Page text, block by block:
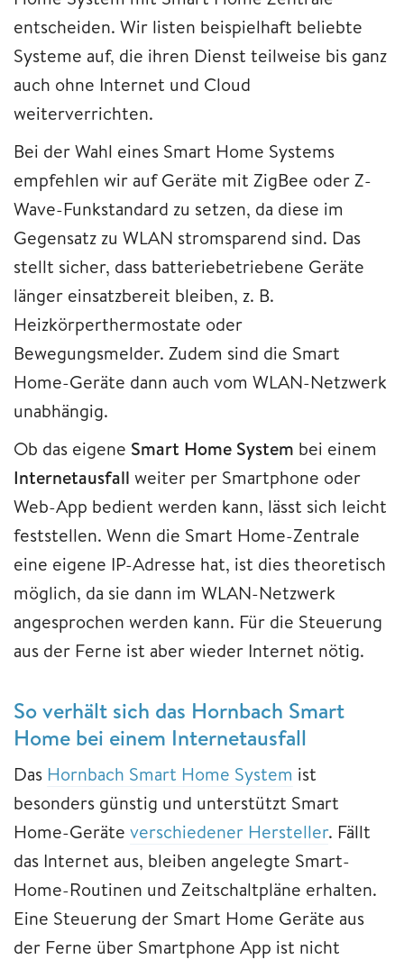
entscheiden. Wir listen beispielhaft beliebte
Systeme auf, die ihren Dienst teilweise bis ganz
auch ohne Internet und Cloud
weiterverrichten.
Bei der Wahl eines Smart Home Systems
empfehlen wir auf Geräte mit ZigBee oder Z-
Wave-Funkstandard zu setzen, da diese im
Gegensatz zu WLAN stromsparend sind. Das
stellt sicher, dass batteriebetriebene Geräte
länger einsatzbereit bleiben, z. B.
Heizkörperthermostate oder
Bewegungsmelder. Zudem sind die Smart
Home-Geräte dann auch vom WLAN-Netzwerk
unabhängig.
Ob das eigene Smart Home System bei einem
Internetausfall weiter per Smartphone oder
Web-App bedient werden kann, lässt sich leicht
feststellen. Wenn die Smart Home-Zentrale
eine eigene IP-Adresse hat, ist dies theoretisch
möglich, da sie dann im WLAN-Netzwerk
angesprochen werden kann. Für die Steuerung
aus der Ferne ist aber wieder Internet nötig.
So verhält sich das Hornbach Smart
Home bei einem Internetausfall
Das Hornbach Smart Home System ist
besonders günstig und unterstützt Smart
Home-Geräte verschiedener Hersteller. Fällt
das Internet aus, bleiben angelegte Smart-
Home-Routinen und Zeitschaltpläne erhalten.
Eine Steuerung der Smart Home Geräte aus
der Ferne über Smartphone App ist nicht